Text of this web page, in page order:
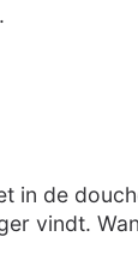
in de
vindt.